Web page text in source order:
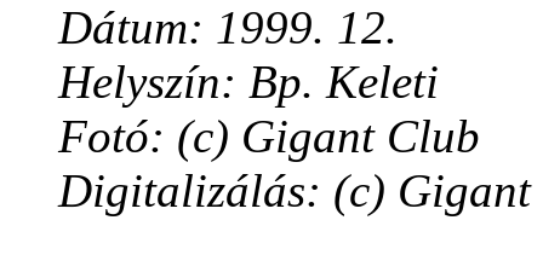
Dátum: 1999. 12.
Helyszín: Bp. Keleti
Fotó: (c) Gigant Club
Digitalizálás: (c) Gigant